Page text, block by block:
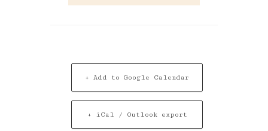
+ Add to Google Calendar
+ iCal / Outlook export